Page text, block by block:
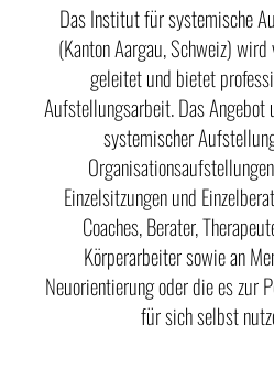
Das Institut für systemische
(Kanton Aargau, Schweiz)
geleitet und bietet
Aufstellungsarbeit. Das
systemischer
Einzelsitzungen und
Coaches, Berater,
Körperarbeiter sowie an
Neuorientierung oder die es zur
für sich selbst